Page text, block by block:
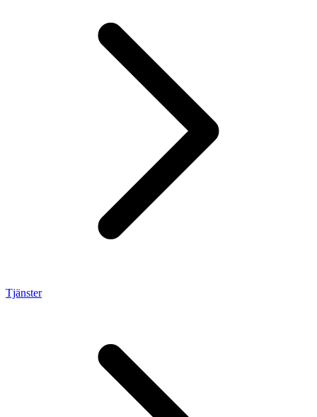
Tjänster